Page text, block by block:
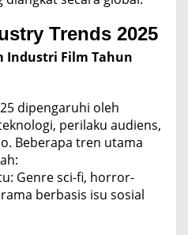
Trends 2025
Industri Film Tahun
dipengaruhi oleh
perilaku audiens,
Beberapa tren utama
Genre sci-fi, horror-
berbasis isu sosial